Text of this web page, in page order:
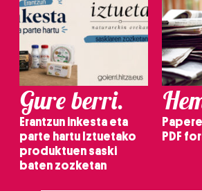
Gure berri.
Erantzun inkesta eta
parte hartu Iztuetako
produktuen saski
baten zozketan
PDF